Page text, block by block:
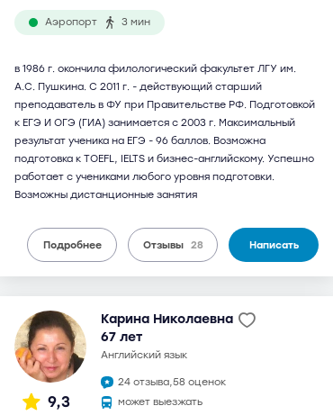
Аэропорт 3 мин
в 1986 г. окончила филологический факультет ЛГУ им.
А.С. Пушкина. С 2011 г. - действующий старший
преподаватель в ФУ при Правительстве РФ. Подготовкой
к ЕГЭ И ОГЭ (ГИА) занимается с 2003 г. Максимальный
результат ученика на ЕГЭ - 96 баллов. Возможна
подготовка к TOEFL, IELTS и бизнес-английскому. Успешно
работает с учениками любого уровня подготовки.
Возможны дистанционные занятия
Подробнее Отзывы 28 Написать
9,3
Карина Николаевна
67 лет
английский язык
24 отзыва,58 оценок
может выезжать